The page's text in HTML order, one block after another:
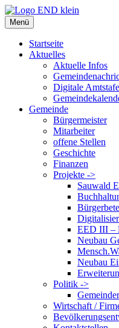
Zum
Inhalt
springen
Menü
Startseite
Aktuelles
Aktuelle Infos
Digitale
Gemeinde
Bürgermeister
Mitarbeiter
offene Stellen
Geschichte
Finanzen
Projekte ->
Sauwald
EED III –
Neubau
Neubau
Politik ->
Wirtschaft /